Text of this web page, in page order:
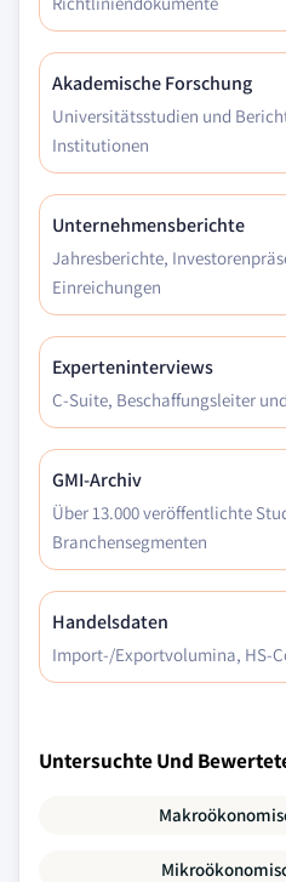
Akademische Forschung
Universitätsstudien und
Institutionen
Unternehmensberichte
Jahresberichte,
Einreichungen
Experteninterviews
C-Suite, Beschaffungsleiter
GMI-Archiv
Über 13.000 veröffentlichte
Branchensegmenten
Handelsdaten
Import-/Exportvolumina, HS-
Untersuchte Und